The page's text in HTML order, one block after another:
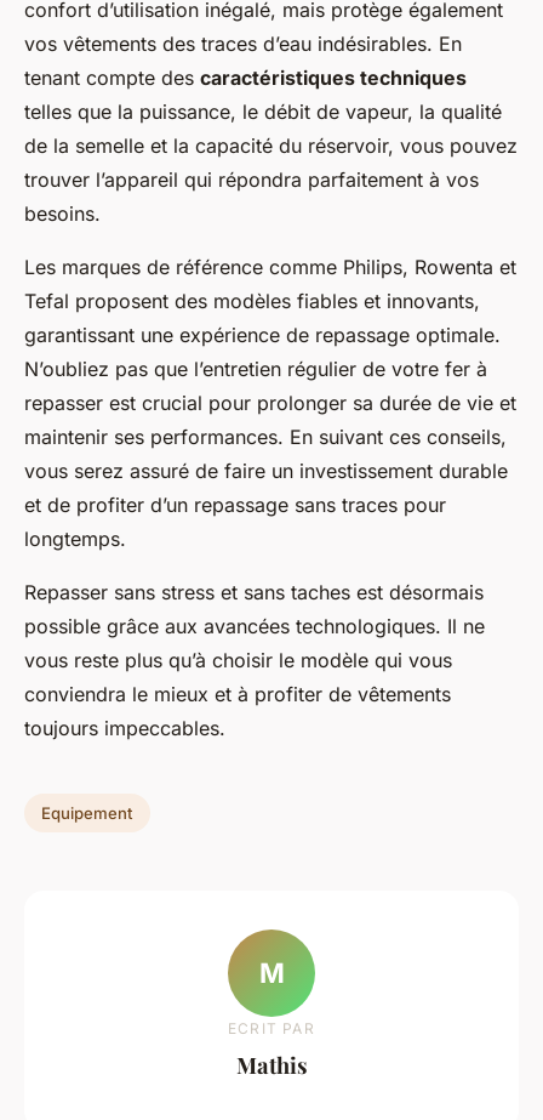
confort d’utilisation inégalé, mais protège également
vos vêtements des traces d’eau indésirables. En
tenant compte des caractéristiques techniques
telles que la puissance, le débit de vapeur, la qualité
de la semelle et la capacité du réservoir, vous pouvez
trouver l’appareil qui répondra parfaitement à vos
besoins.
Les marques de référence comme Philips, Rowenta et
Tefal proposent des modèles fiables et innovants,
garantissant une expérience de repassage optimale.
N’oubliez pas que l’entretien régulier de votre fer à
repasser est crucial pour prolonger sa durée de vie et
maintenir ses performances. En suivant ces conseils,
vous serez assuré de faire un investissement durable
et de profiter d’un repassage sans traces pour
longtemps.
Repasser sans stress et sans taches est désormais
possible grâce aux avancées technologiques. Il ne
vous reste plus qu’à choisir le modèle qui vous
conviendra le mieux et à profiter de vêtements
toujours impeccables.
Equipement
M
ECRIT PAR
Mathis